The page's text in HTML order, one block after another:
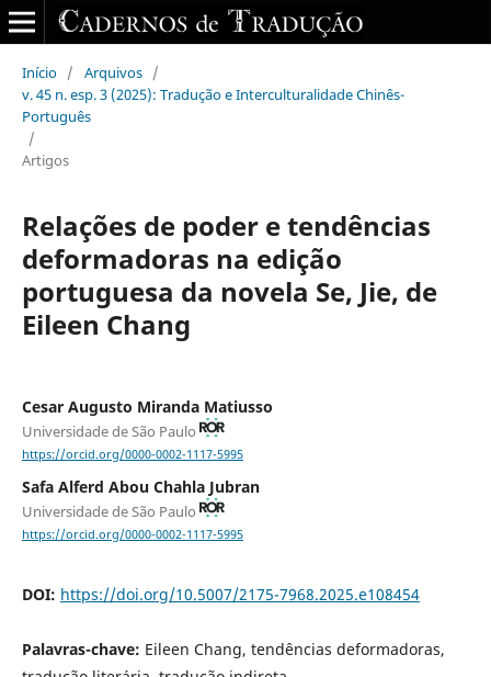
Início / Arquivos /
v. 45 n. esp. 3 (2025): Tradução e Interculturalidade Chinês-
Português
/
Artigos
Relações de poder e tendências
deformadoras na edição
portuguesa da novela Se, Jie, de
Eileen Chang
Cesar Augusto Miranda Matiusso
Universidade de São Paulo
https://orcid.org/0000-0002-1117-5995
Safa Alferd Abou Chahla Jubran
Universidade de São Paulo
https://orcid.org/0000-0002-1117-5995
DOI: https://doi.org/10.5007/2175-7968.2025.e108454
Palavras-chave: Eileen Chang, tendências deformadoras,